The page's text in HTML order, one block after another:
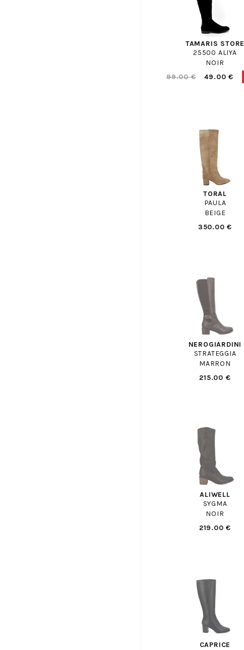
TAMARIS STORE
25500 ALIYA
NOIR
99.00 €
49.00 €
TORAL
PAULA
BEIGE
350.00 €
NEROGIARDINI
STRATEGGIA
MARRON
215.00 €
ALIWELL
SYGMA
NOIR
219.00 €
CAPRICE